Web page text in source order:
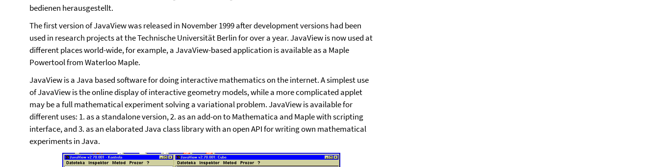
bedienen herausgestellt.
The first version of JavaView was released in November 1999 after development versions had been
used in research projects at the Technische Universität Berlin for over a year. JavaView is now used at
different places world-wide, for example, a JavaView-based application is available as a Maple
Powertool from Waterloo Maple.
JavaView is a Java based software for doing interactive mathematics on the internet. A simplest use
of JavaView is the online display of interactive geometry models, while a more complicated applet
may be a full mathematical experiment solving a variational problem. JavaView is available for
different uses: 1. as a standalone version, 2. as an add-on to Mathematica and Maple with scripting
interface, and 3. as an elaborated Java class library with an open API for writing own mathematical
experiments in Java.